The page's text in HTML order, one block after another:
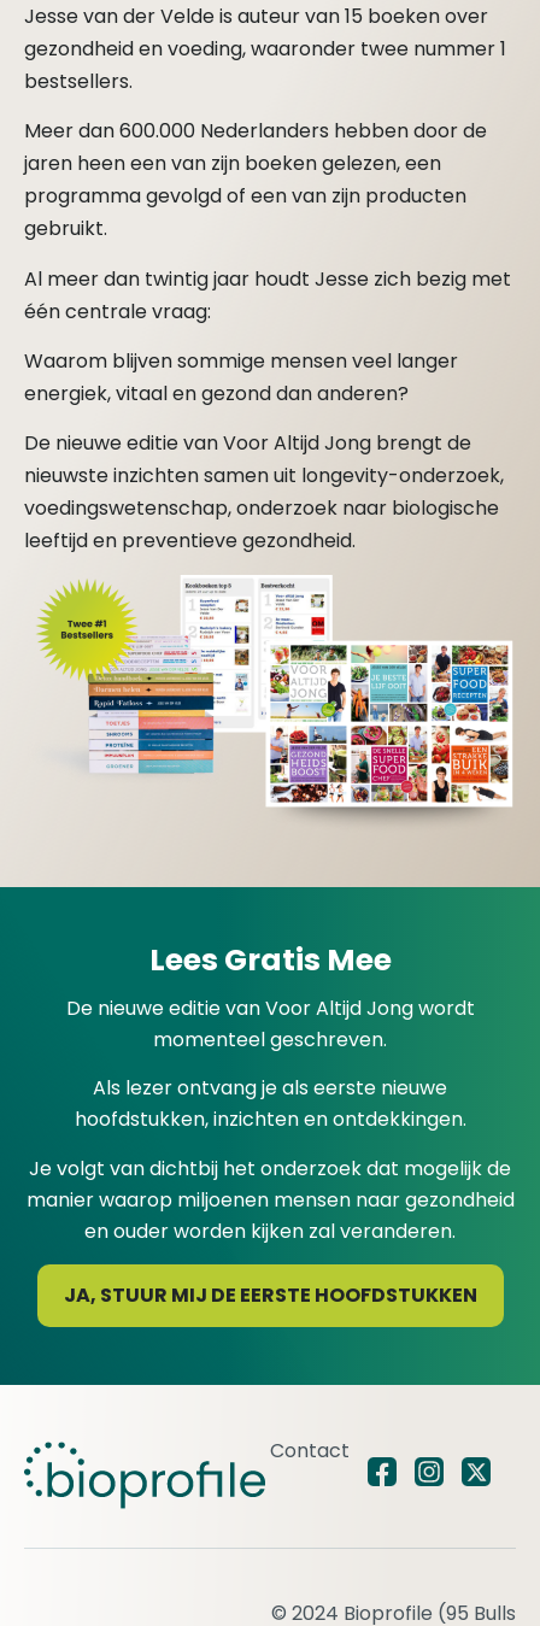
Jesse van der Velde is auteur van 15 boeken over
gezondheid en voeding, waaronder twee nummer 1
bestsellers.
Meer dan 600.000 Nederlanders hebben door de
jaren heen een van zijn boeken gelezen, een
programma gevolgd of een van zijn producten
gebruikt.
Al meer dan twintig jaar houdt Jesse zich bezig met
één centrale vraag:
Waarom blijven sommige mensen veel langer
energiek, vitaal en gezond dan anderen?
De nieuwe editie van Voor Altijd Jong brengt de
nieuwste inzichten samen uit longevity-onderzoek,
voedingswetenschap, onderzoek naar biologische
leeftijd en preventieve gezondheid.
Lees Gratis Mee
De nieuwe editie van Voor Altijd Jong wordt
momenteel geschreven.
Als lezer ontvang je als eerste nieuwe
hoofdstukken, inzichten en ontdekkingen.
Je volgt van dichtbij het onderzoek dat mogelijk de
manier waarop miljoenen mensen naar gezondheid
en ouder worden kijken zal veranderen.
JA, STUUR MIJ DE EERSTE HOOFDSTUKKEN
Contact
© 2024 Bioprofile (95 Bulls